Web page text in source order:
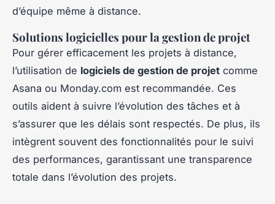
d’équipe même à distance.
Solutions logicielles pour la gestion de projet
Pour gérer efficacement les projets à distance,
l’utilisation de logiciels de gestion de projet comme
Asana ou Monday.com est recommandée. Ces
outils aident à suivre l’évolution des tâches et à
s’assurer que les délais sont respectés. De plus, ils
intègrent souvent des fonctionnalités pour le suivi
des performances, garantissant une transparence
totale dans l’évolution des projets.